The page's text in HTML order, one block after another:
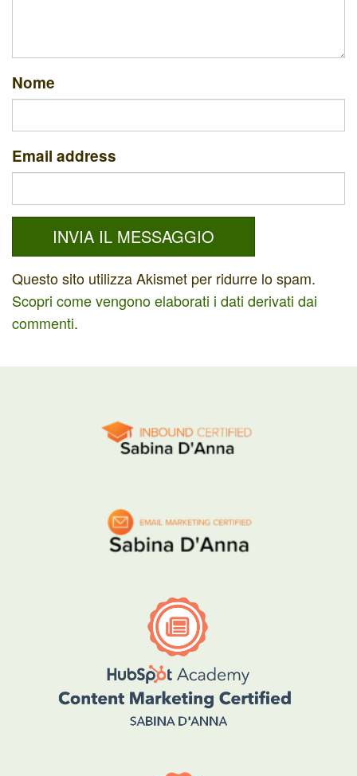
Nome
Email address
Questo sito utilizza Akismet per ridurre lo spam.
Scopri come vengono elaborati i dati derivati dai
commenti.